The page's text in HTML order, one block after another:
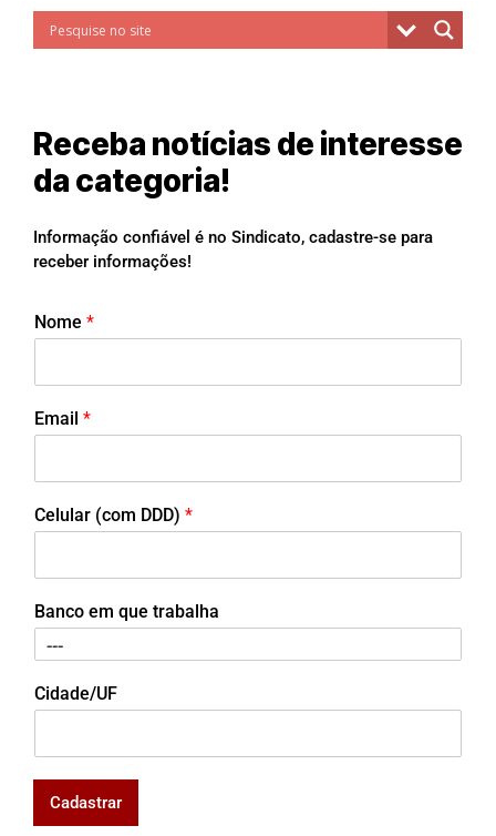
Receba notícias de interesse
da categoria!
Informação confiável é no Sindicato, cadastre-se para
receber informações!
Nome *
Email *
Celular (com DDD) *
Banco em que trabalha
Cidade/UF
Cadastrar